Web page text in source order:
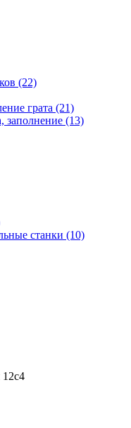
(22)
грата (21)
(13)
станки (10)